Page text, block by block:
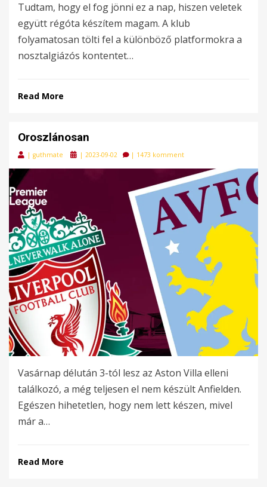
Tudtam, hogy el fog jönni ez a nap, hiszen veletek
együtt régóta készítem magam. A klub
folyamatosan tölti fel a különböző platformokra a
nosztalgiázós kontentet…
Read More
Oroszlánosan
| guthmate
Posted
| 2023-09-02 | 1473 komment
Vasárnap délután 3-tól lesz az Aston Villa elleni
találkozó, a még teljesen el nem készült Anfielden.
Egészen hihetetlen, hogy nem lett készen, mivel
már a…
Read More